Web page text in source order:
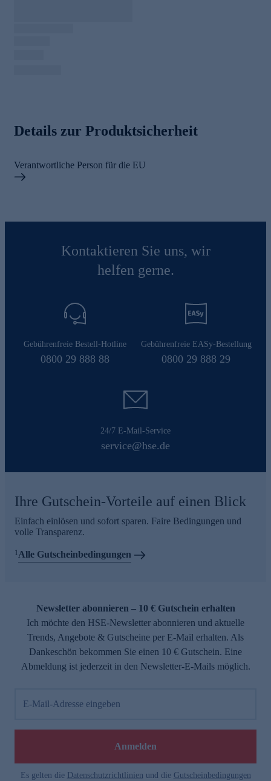
Details zur Produktsicherheit
Verantwortliche Person für die EU
Kontaktieren Sie uns, wir
helfen gerne.
Gebührenfreie Bestell-Hotline
0800 29 888 88
Gebührenfreie EASy-Bestellung
0800 29 888 29
24/7 E-Mail-Service
service@hse.de
Ihre Gutschein-Vorteile auf einen Blick
Einfach einlösen und sofort sparen. Faire Bedingungen und
volle Transparenz.
1 Alle Gutscheinbedingungen
Newsletter abonnieren – 10 € Gutschein erhalten
Ich möchte den HSE-Newsletter abonnieren und aktuelle
Trends, Angebote & Gutscheine per E-Mail erhalten. Als
Dankeschön bekommen Sie einen 10 € Gutschein. Eine
Abmeldung ist jederzeit in den Newsletter-E-Mails möglich.
E-Mail-Adresse eingeben
Anmelden
Es gelten die Datenschutzrichtlinien und die Gutscheinbedingungen